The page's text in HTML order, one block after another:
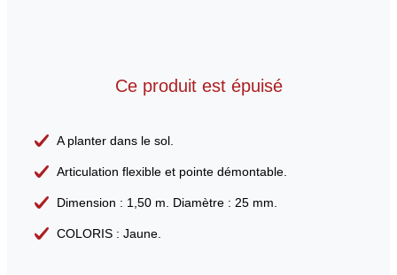
Ce produit est épuisé
A planter dans le sol.
Articulation flexible et pointe démontable.
Dimension : 1,50 m. Diamètre : 25 mm.
COLORIS : Jaune.